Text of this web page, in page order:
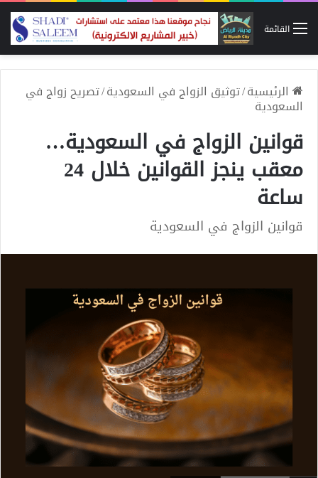
القائمة
الرئيسية/توثيق الزواج في السعودية/تصريح زواج في
السعودية
قوانين الزواج في السعودية…
معقب ينجز القوانين خلال 24
ساعة
قوانين الزواج في السعودية